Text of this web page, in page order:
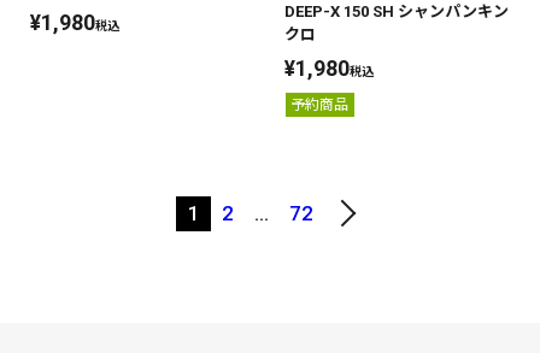
¥1,980税込
DEEP-X 150 SH シャンパンキン
クロ
¥1,980税込
予約商品
1 2 … 72